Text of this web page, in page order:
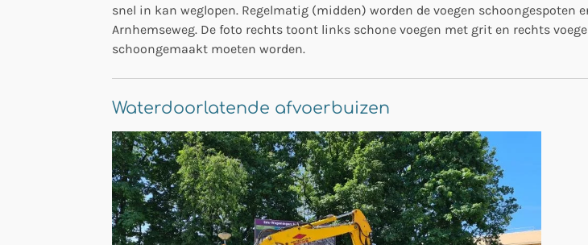
snel in kan weglopen. Regelmatig (midden) worden de voegen schoongespoten
Arnhemseweg. De foto rechts toont links schone voegen met grit en rechts
schoongemaakt moeten worden.
Waterdoorlatende afvoerbuizen